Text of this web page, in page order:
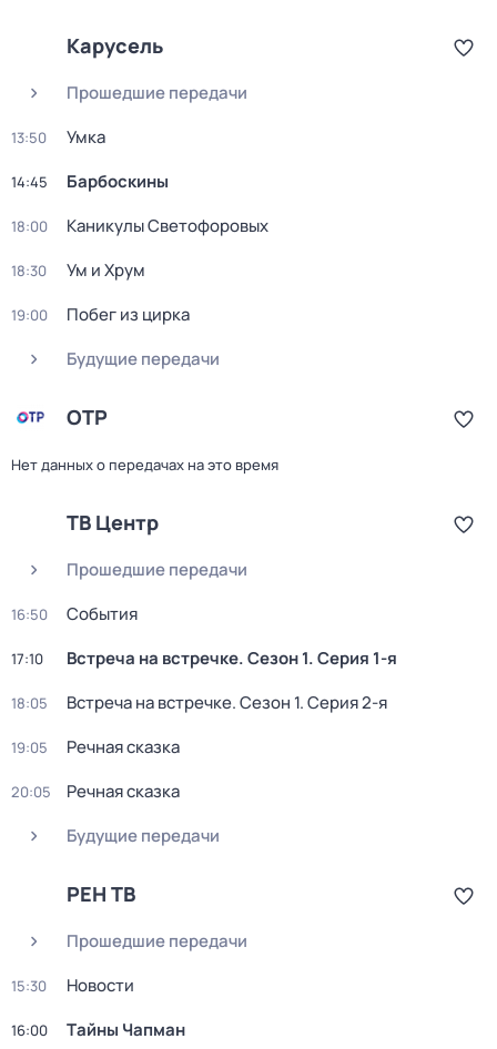
Карусель
Прошедшие передачи
13:50 Умка
14:45 Барбоскины
18:00 Каникулы Светофоровых
18:30 Ум и Хрум
19:00
Побег из цирка
Будущие передачи
ОТР
Нет данных о передачах на это время
ТВ Центр
Прошедшие передачи
16:50 События
17:10 Встреча на встречке. Сезон 1. Серия 1-я
18:05 Встреча на встречке. Сезон 1. Серия 2-я
19:05 Речная сказка
20:05
Речная сказка
Будущие передачи
РЕН ТВ
Прошедшие передачи
15:30 Новости
16:00 Тaйны Чапман